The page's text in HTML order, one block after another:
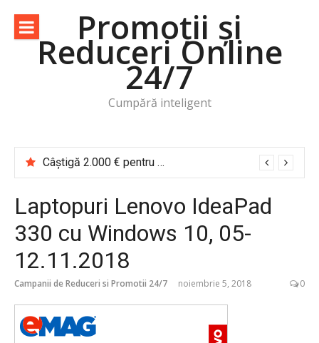
conținut
Promoții și
Reduceri Online
24/7
Cumpără inteligent
Câștigă 2.000 € pentru o vacanță de cititor Cărțile te trimit în călătorie
Laptopuri Lenovo IdeaPad
330 cu Windows 10, 05-
12.11.2018
Campanii de Reduceri si Promotii 24/7 noiembrie 5, 2018 0